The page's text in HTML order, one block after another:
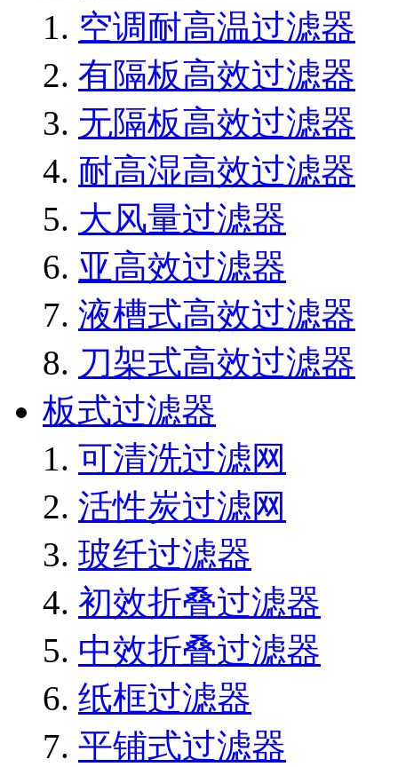
空调耐高温过滤器
有隔板高效过滤器
无隔板高效过滤器
耐高湿高效过滤器
大风量过滤器
亚高效过滤器
液槽式高效过滤器
刀架式高效过滤器
板式过滤器
可清洗过滤网
活性炭过滤网
玻纤过滤器
初效折叠过滤器
中效折叠过滤器
纸框过滤器
平铺式过滤器